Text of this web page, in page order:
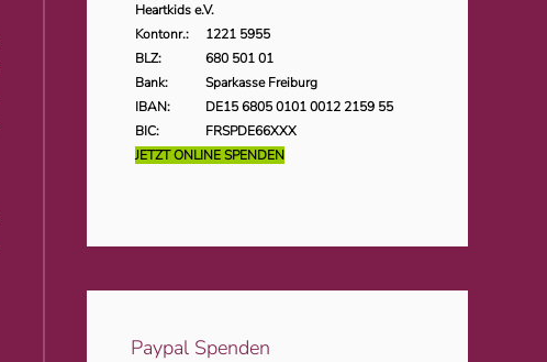
Heartkids e.V.
Kontonr.:
1221 5955
BLZ:
680 501 01
Bank:
Sparkasse Freiburg
IBAN:
DE15 6805 0101 0012 2159 55
BIC:
FRSPDE66XXX
JETZT ONLINE SPENDEN
Paypal Spenden